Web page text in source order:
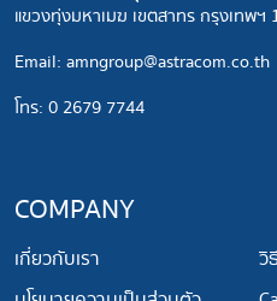
แขวงทุ่งมหาเมฆ เขตสาทร กรุงเทพฯ
​Email: amngroup@astracom.co.th
โทร: 0 2679 7744
COMPANY
เกี่ยวกับเรา
วิ